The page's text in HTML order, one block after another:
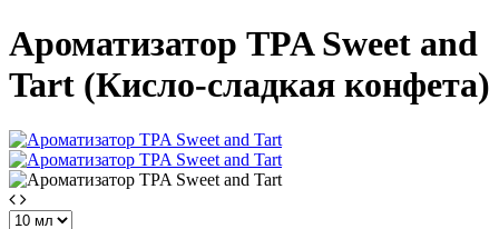
Ароматизатор TPA Sweet and
Tart (Кисло-сладкая конфета)